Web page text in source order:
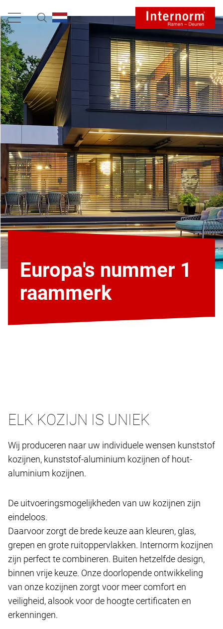
Europa's nummer 1
raammerk
ELK KOZIJN IS UNIEK
Wij produceren naar uw individuele wensen kunststof
kozijnen, kunststof-aluminium kozijnen of hout-
aluminium kozijnen.
De uitvoeringsmogelijkheden van uw kozijnen zijn
eindeloos.
Daarvoor zorgt de brede keuze aan kleuren, glas,
grepen en grote ruitoppervlakken. Internorm kozijnen
zijn perfect te combineren. Buiten hetzelfde design,
binnen vrije keuze. Onze doorlopende ontwikkeling
van onze kozijnen zorgt voor meer comfort en
veiligheid, alsook voor de hoogte certificaten en
erkenningen.